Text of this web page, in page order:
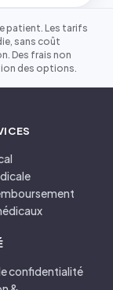
patient. Les tarifs
sans coût
Des frais non
des options.
confidentialité